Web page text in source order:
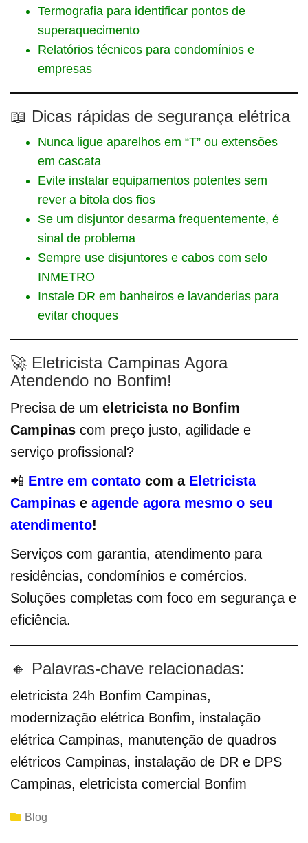
Termografia para identificar pontos de
superaquecimento
Relatórios técnicos para condomínios e
empresas
📖 Dicas rápidas de segurança elétrica
Nunca ligue aparelhos em “T” ou extensões
em cascata
Evite instalar equipamentos potentes sem
rever a bitola dos fios
Se um disjuntor desarma frequentemente, é
sinal de problema
Sempre use disjuntores e cabos com selo
INMETRO
Instale DR em banheiros e lavanderias para
evitar choques
🚀 Eletricista Campinas Agora
Atendendo no Bonfim!
Precisa de um eletricista no Bonfim
Campinas com preço justo, agilidade e
serviço profissional?
📲 Entre em contato com a Eletricista
Campinas e agende agora mesmo o seu
atendimento!
Serviços com garantia, atendimento para
residências, condomínios e comércios.
Soluções completas com foco em segurança e
eficiência.
🔸 Palavras-chave relacionadas:
eletricista 24h Bonfim Campinas,
modernização elétrica Bonfim, instalação
elétrica Campinas, manutenção de quadros
elétricos Campinas, instalação de DR e DPS
Campinas, eletricista comercial Bonfim
Blog